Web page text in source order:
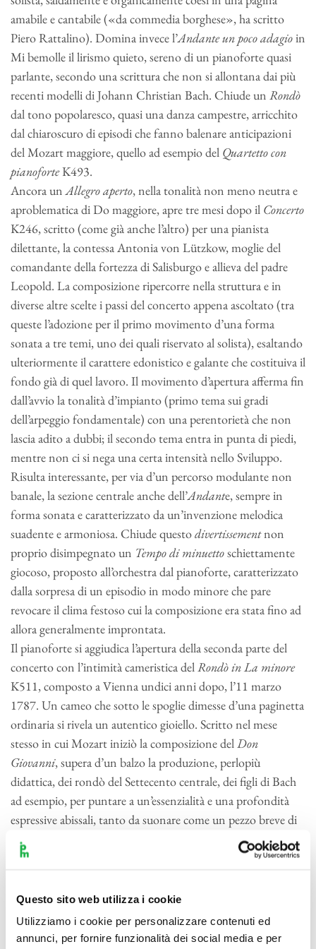
Questo sito web utilizza i cookie
Utilizziamo i cookie per personalizzare contenuti ed
annunci, per fornire funzionalità dei social media e per
amabile e cantabile («da commedia borghese», ha scritto
Piero Rattalino). Domina invece l’Andante un poco adagioin
Mi bemolle il lirismo quieto, sereno di un pianoforte quasi
parlante, secondo una scrittura che non si allontana dai più
recenti modelli di Johann Christian Bach. Chiude un Rondò
dal tono popolaresco, quasi una danza campestre, arricchito
dal chiaroscuro di episodi che fanno balenare anticipazioni
del Mozart maggiore, quello ad esempio del Quartetto con
pianoforteK493.
Ancora unAllegro aperto, nella tonalità non meno neutra e
aproblematica di Do maggiore, apre tre mesi dopo il Concerto
K246, scritto (come già anche l’altro) per una pianista
dilettante, la contessa Antonia von Lützkow, moglie del
comandante della fortezza di Salisburgo e allieva del padre
Leopold. La composizione ripercorre nella struttura e in
diverse altre scelte i passi del concerto appena ascoltato (tra
queste l’adozione per il primo movimento d’una forma
sonata a tre temi, uno dei quali riservato al solista), esaltando
ulteriormente il carattere edonistico e galante che costituiva il
fondo già di quel lavoro. Il movimento d’apertura afferma fin
dall’avvio la tonalità d’impianto (primo tema sui gradi
dell’arpeggio fondamentale) con una perentorietà che non
lascia adito a dubbi; il secondo tema entra in punta di piedi,
mentre non ci si nega una certa intensità nello Sviluppo.
Risulta interessante, per via d’un percorso modulante non
banale, la sezione centrale anche dell’Andante, sempre in
forma sonata e caratterizzato da un’invenzione melodica
suadente e armoniosa. Chiude questodivertissementnon
proprio disimpegnato un Tempo di minuettoschiettamente
giocoso, proposto all’orchestra dal pianoforte, caratterizzato
dalla sorpresa di un episodio in modo minore che pare
revocare il clima festoso cui la composizione era stata fino ad
allora generalmente improntata.
Il pianoforte si aggiudica l’apertura della seconda parte del
concerto con l’intimità cameristica delRondò in La minore
K511, composto a Vienna undici anni dopo, l’11 marzo
1787. Un cameo che sotto le spoglie dimesse d’una paginetta
ordinaria si rivela un autentico gioiello. Scritto nel mese
stesso in cui Mozart iniziò la composizione delDon
Giovanni, supera d’un balzo la produzione, perlopiù
didattica, dei rondò del Settecento centrale, dei figli di Bach
ad esempio, per puntare a un’essenzialità e una profondità
espressive abissali, tanto da suonare come un pezzo breve di
Schubert o di Chopin. Il tema malinconico, cromatico, quasi
una cantilena infantile, in 6/8 come quella, non meno
di un anno prima (l’abbiamo ascoltato il 22 e 24 gennaio
scorso). Nel breve ma intenso itinerario disegnato da questa
miniatura deviano il corso di tanta malinconia due episodi in